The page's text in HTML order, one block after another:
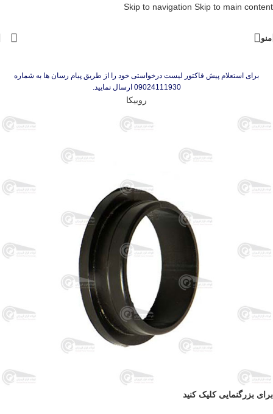
Skip to navigation Skip to main content
منو
برای استعلام پیش فاکتور لیست درخواستی خود را از طریق پیام رسان ها به شماره
09024111930 ارسال نمایید.
روبیکا
برای بزرگنمایی کلیک کنید